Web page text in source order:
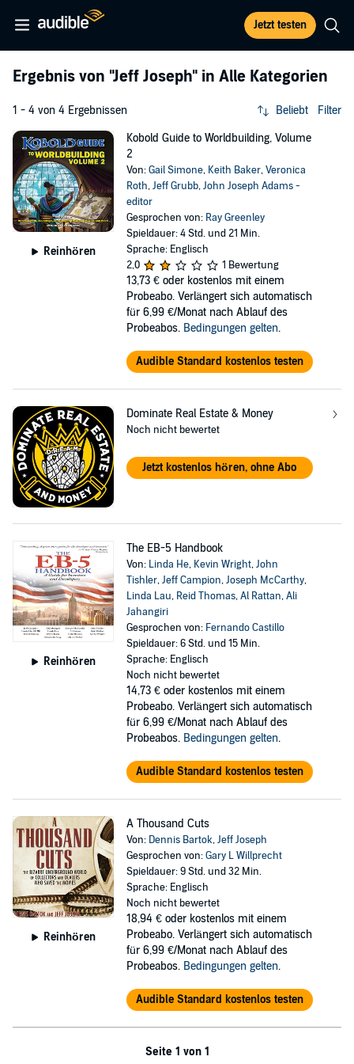
Jetzt testen
Ergebnis von "Jeff Joseph" in Alle Kategorien
1 - 4 von 4 Ergebnissen Beliebt Filter
Reinhören
Kobold Guide to Worldbuilding, Volume
2
Von:Gail Simone, Keith Baker,Veronica
Roth,Jeff Grubb,John Joseph Adams -
editor
Gesprochen von: Ray Greenley
Spieldauer: 4 Std. und 21 Min.
Sprache: Englisch
2,0
1 Bewertung
13,73 € oder kostenlos mit einem
Probeabo. Verlängert sich automatisch
für 6,99 €/Monat nach Ablauf des
Probeabos. Bedingungen gelten.
Audible Standard kostenlos testen
Dominate Real Estate & Money
Noch nicht bewertet
Jetzt kostenlos hören, ohne Abo
Reinhören
The EB-5 Handbook
Von: Linda He, Kevin Wright,John
Tishler,Jeff Campion,Joseph McCarthy,
Linda Lau, Reid Thomas,Al Rattan,Ali
Jahangiri
Gesprochen von: Fernando Castillo
Spieldauer: 6 Std. und 15 Min.
Sprache: Englisch
Noch nicht bewertet
14,73 € oder kostenlos mit einem
Probeabo. Verlängert sich automatisch
für 6,99 €/Monat nach Ablauf des
Probeabos. Bedingungen gelten.
Audible Standard kostenlos testen
Reinhören
A Thousand Cuts
Von: Dennis Bartok,Jeff Joseph
Gesprochen von:Gary L Willprecht
Spieldauer: 9 Std. und 32 Min.
Sprache: Englisch
Noch nicht bewertet
18,94 € oder kostenlos mit einem
Probeabo. Verlängert sich automatisch
für 6,99 €/Monat nach Ablauf des
Probeabos. Bedingungen gelten.
Audible Standard kostenlos testen
Seite 1 von 1